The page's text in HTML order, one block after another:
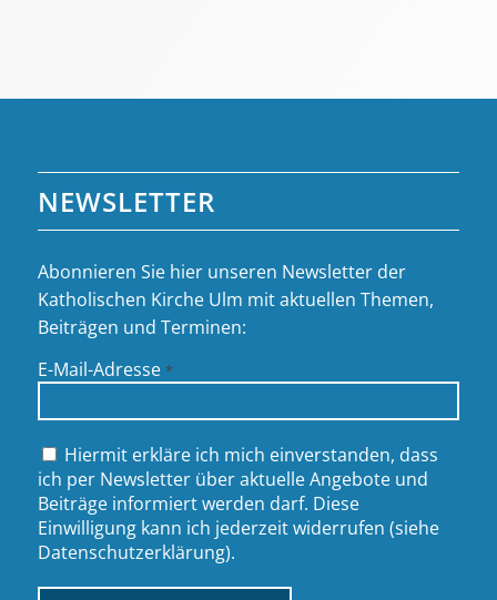
NEWSLETTER
Abonnieren Sie hier unseren Newsletter der
Katholischen Kirche Ulm mit aktuellen Themen,
Beiträgen und Terminen:
E-Mail-Adresse *
Hiermit erkläre ich mich einverstanden, dass
ich per Newsletter über aktuelle Angebote und
Beiträge informiert werden darf. Diese
Einwilligung kann ich jederzeit widerrufen (siehe
Datenschutzerklärung).